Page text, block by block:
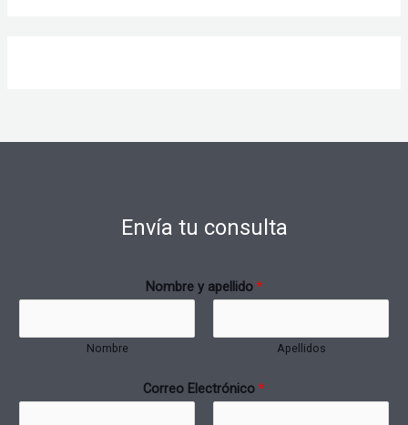
Envía tu consulta
Nombre y apellido *
Nombre Apellidos
Correo Electrónico *